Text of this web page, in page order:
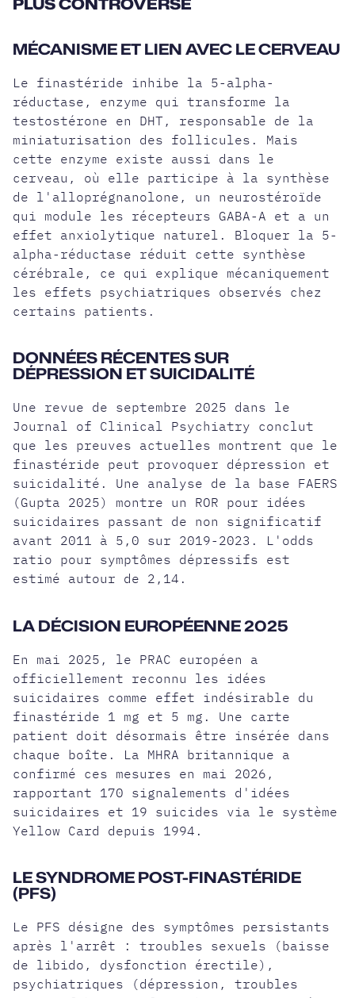
PLUS CONTROVERSÉ
MÉCANISME ET LIEN AVEC LE CERVEAU
Le finastéride inhibe la 5-alpha-
réductase, enzyme qui transforme la
testostérone en DHT, responsable de la
miniaturisation des follicules. Mais
cette enzyme existe aussi dans le
cerveau, où elle participe à la synthèse
de l'alloprégnanolone, un neurostéroïde
qui module les récepteurs GABA-A et a un
effet anxiolytique naturel. Bloquer la 5-
alpha-réductase réduit cette synthèse
cérébrale, ce qui explique mécaniquement
les effets psychiatriques observés chez
certains patients.
DONNÉES RÉCENTES SUR
DÉPRESSION ET SUICIDALITÉ
Une revue de septembre 2025 dans le
Journal of Clinical Psychiatry conclut
que les preuves actuelles montrent que le
finastéride peut provoquer dépression et
suicidalité. Une analyse de la base FAERS
(Gupta 2025) montre un ROR pour idées
suicidaires passant de non significatif
avant 2011 à 5,0 sur 2019-2023. L'odds
ratio pour symptômes dépressifs est
estimé autour de 2,14.
LA DÉCISION EUROPÉENNE 2025
En mai 2025, le PRAC européen a
officiellement reconnu les idées
suicidaires comme effet indésirable du
finastéride 1 mg et 5 mg. Une carte
patient doit désormais être insérée dans
chaque boîte. La MHRA britannique a
confirmé ces mesures en mai 2026,
rapportant 170 signalements d'idées
suicidaires et 19 suicides via le système
Yellow Card depuis 1994.
LE SYNDROME POST-FINASTÉRIDE
(PFS)
Le PFS désigne des symptômes persistants
après l'arrêt : troubles sexuels (baisse
de libido, dysfonction érectile),
psychiatriques (dépression, troubles